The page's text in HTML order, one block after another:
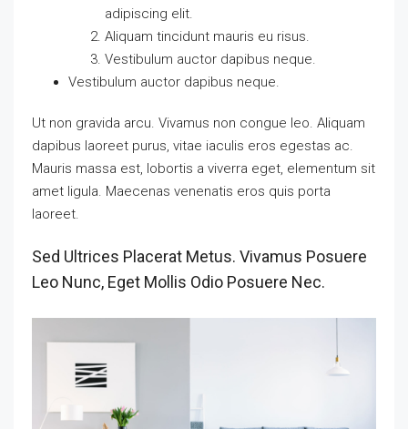
adipiscing elit.
Aliquam tincidunt mauris eu risus.
Vestibulum auctor dapibus neque.
Vestibulum auctor dapibus neque.
Ut non gravida arcu. Vivamus non congue leo. Aliquam
dapibus laoreet purus, vitae iaculis eros egestas ac.
Mauris massa est, lobortis a viverra eget, elementum sit
amet ligula. Maecenas venenatis eros quis porta
laoreet.
Sed Ultrices Placerat Metus. Vivamus Posuere
Leo Nunc, Eget Mollis Odio Posuere Nec.